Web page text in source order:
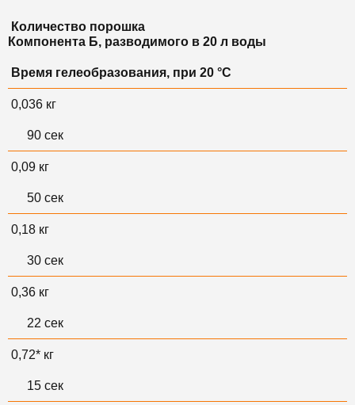
Количество порошка
Компонента Б, разводимого в 20 л воды
Время гелеобразования, при 20 °С
0,036 кг
90 сек
0,09 кг
50 сек
0,18 кг
30 сек
0,36 кг
22 сек
0,72* кг
15 сек